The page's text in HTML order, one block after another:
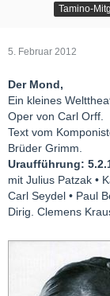
Tamino-
5. Februar 2012
Der Mond,
Ein kleines
Oper von Carl Orff.
Text vom
Brüder Grimm.
Uraufführung:
mit Julius Patzak •
Carl Seydel • Paul
Dirig. Clemens